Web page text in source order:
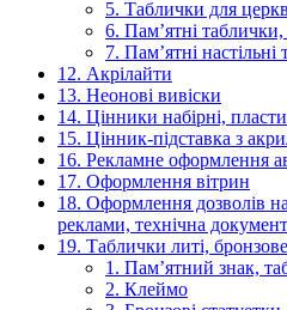
5. Таблички для
6. Пам’ятні таблички,
7. Пам’ятні
12. Акрілайти
13. Неонові вивіски
14. Цінники набірні,
15. Цінник-підставка з
16. Рекламне оформлення
17. Оформлення вітрин
18. Оформлення дозволів
реклами, технічна
19. Таблички литі,
1. Пам’ятний знак,
2. Клеймо